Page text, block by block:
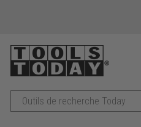
Recherche